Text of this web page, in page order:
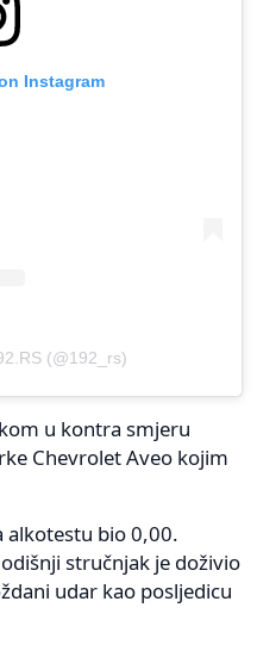
Instagram
(@192_rs)
u kontra smjeru
Chevrolet Aveo kojim
alkotestu bio 0,00.
stručnjak je doživio
udar kao posljedicu